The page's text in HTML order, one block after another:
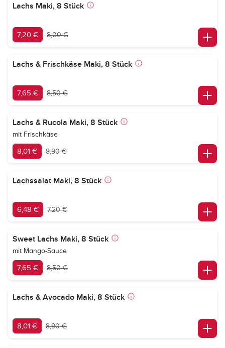
Lachs Maki, 8 Stück
7,20 € 8,00 €
Lachs & Frischkäse Maki, 8 Stück
7,65 € 8,50 €
Lachs & Rucola Maki, 8 Stück
mit Frischkäse
8,01 € 8,90 €
Lachssalat Maki, 8 Stück
6,48 € 7,20 €
Sweet Lachs Maki, 8 Stück
mit Mango-Sauce
7,65 € 8,50 €
Lachs & Avocado Maki, 8 Stück
8,01 € 8,90 €